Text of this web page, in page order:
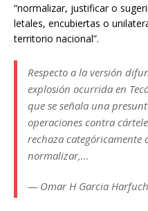
“normalizar, justificar o
letales, encubiertas o
territorio nacional”.
Respecto a la versión
explosión ocurrida en
que se señala una
operaciones contra
rechaza
normalizar,…
— Omar H Garcia